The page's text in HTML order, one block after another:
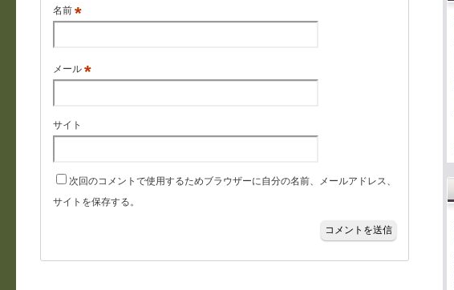
名前 *
メール *
サイト
次回のコメントで使用するためブラウザーに自分の名前、メールアドレス、
サイトを保存する。